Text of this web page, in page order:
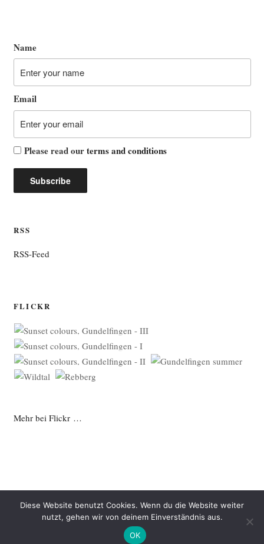
Name
Email
Please read ourterms and conditions
RSS
RSS-Feed
FLICKR
Mehr bei Flickr …
Datenschutzerklärung Mit Stolz präsentiert von WordPress
Diese Website benutzt Cookies. Wenn du die Website weiter
nutzt, gehen wir von deinem Einverständnis aus.
OK